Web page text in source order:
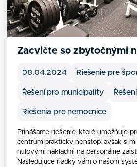
Zacvičte so zbytočnými
08.04.2024 Riešenie pre
Řešení pro municipality
Riešenia pre nemocnice
Prinášame riešenie, ktoré umožňuje
centrum prakticky nonstop, avšak s
nulovými nákladmi na personálne
Nasledujúce riadky vám o našom